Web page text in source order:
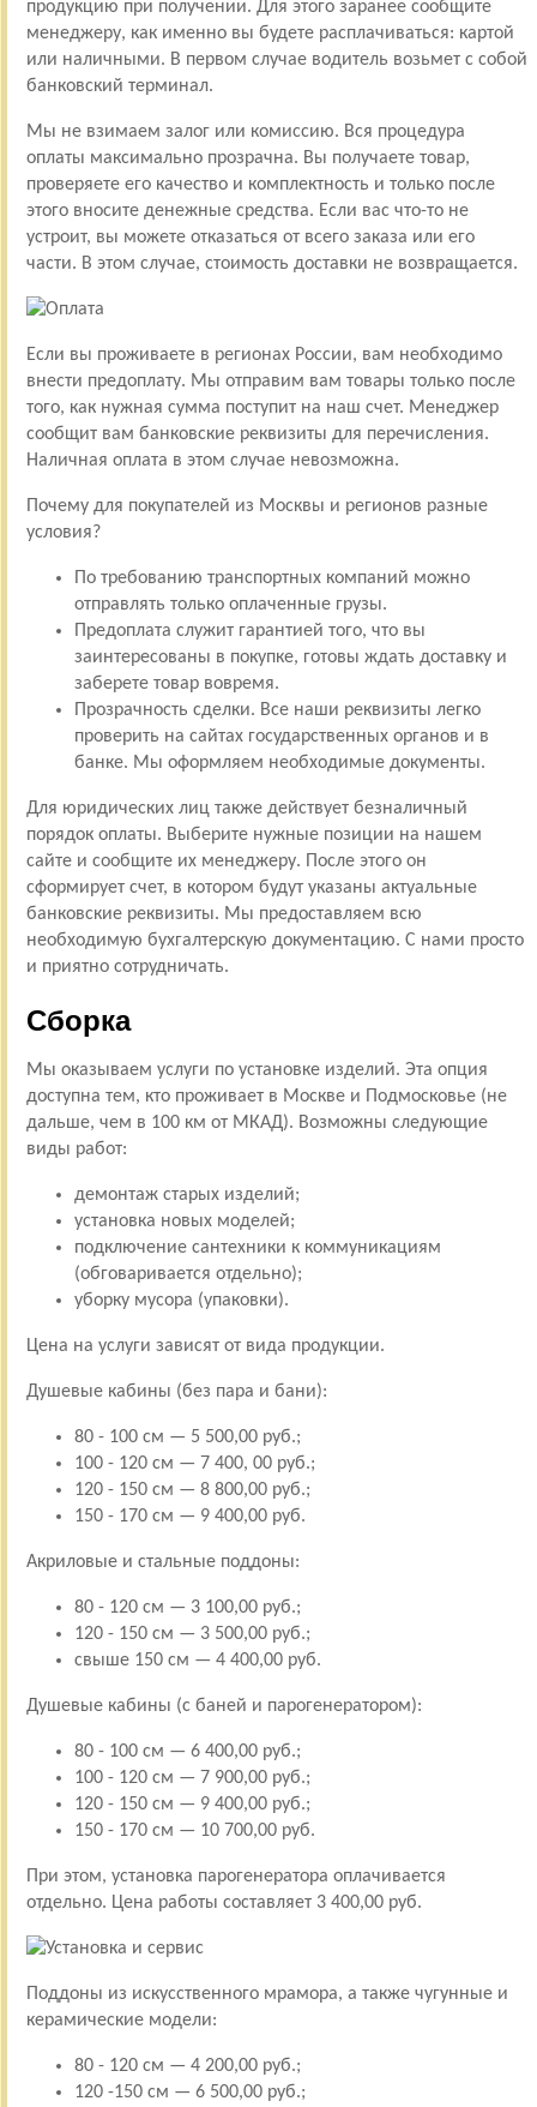
продукцию при получении. Для этого заранее сообщите
менеджеру, как именно вы будете расплачиваться: картой
или наличными. В первом случае водитель возьмет с собой
банковский терминал.
Мы не взимаем залог или комиссию. Вся процедура
оплаты максимально прозрачна. Вы получаете товар,
проверяете его качество и комплектность и только после
этого вносите денежные средства. Если вас что-то не
устроит, вы можете отказаться от всего заказа или его
части. В этом случае, стоимость доставки не возвращается.
Если вы проживаете в регионах России, вам необходимо
внести предоплату. Мы отправим вам товары только после
того, как нужная сумма поступит на наш счет. Менеджер
сообщит вам банковские реквизиты для перечисления.
Наличная оплата в этом случае невозможна.
Почему для покупателей из Москвы и регионов разные
условия?
По требованию транспортных компаний можно
отправлять только оплаченные грузы.
Предоплата служит гарантией того, что вы
заинтересованы в покупке, готовы ждать доставку и
заберете товар вовремя.
Прозрачность сделки. Все наши реквизиты легко
проверить на сайтах государственных органов и в
банке. Мы оформляем необходимые документы.
Для юридических лиц также действует безналичный
порядок оплаты. Выберите нужные позиции на нашем
сайте и сообщите их менеджеру. После этого он
сформирует счет, в котором будут указаны актуальные
банковские реквизиты. Мы предоставляем всю
необходимую бухгалтерскую документацию. С нами просто
и приятно сотрудничать.
Сборка
Мы оказываем услуги по установке изделий. Эта опция
доступна тем, кто проживает в Москве и Подмосковье (не
дальше, чем в 100 км от МКАД). Возможны следующие
виды работ:
демонтаж старых изделий;
установка новых моделей;
подключение сантехники к коммуникациям
(обговаривается отдельно);
уборку мусора (упаковки).
Цена на услуги зависят от вида продукции.
Душевые кабины (без пара и бани):
80 - 100 см — 5 500,00 руб.;
100 - 120 см — 7 400, 00 руб.;
120 - 150 см — 8 800,00 руб.;
150 - 170 см — 9 400,00 руб.
Акриловые и стальные поддоны:
80 - 120 см — 3 100,00 руб.;
120 - 150 см — 3 500,00 руб.;
свыше 150 см — 4 400,00 руб.
Душевые кабины (с баней и парогенератором):
80 - 100 см — 6 400,00 руб.;
100 - 120 см — 7 900,00 руб.;
120 - 150 см — 9 400,00 руб.;
150 - 170 см — 10 700,00 руб.
При этом, установка парогенератора оплачивается
отдельно. Цена работы составляет 3 400,00 руб.
Поддоны из искусственного мрамора, а также чугунные и
керамические модели:
80 - 120 см — 4 200,00 руб.;
120 -150 см — 6 500,00 руб.;